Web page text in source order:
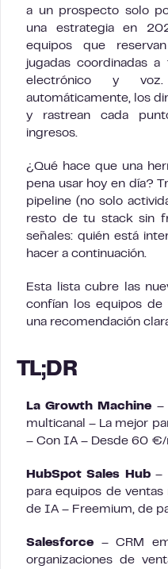
a un prospecto solo
una estrategia en
equipos que
jugadas coordinadas
electrónico y voz.
automáticamente, los
y rastrean cada
ingresos.
¿Qué hace que una
pena usar hoy en día?
pipeline (no solo
resto de tu stack sin
señales: quién está
hacer a continuación.
Esta lista cubre las
confían los equipos de
una recomendación
TL;DR
La Growth Machine –
multicanal – La mejor
– Con IA – Desde 60
HubSpot Sales Hub–
para equipos de
de IA – Freemium, de
Salesforce – CRM
organizaciones de